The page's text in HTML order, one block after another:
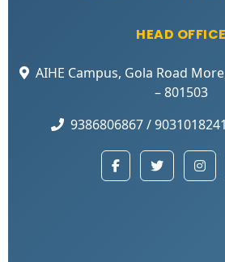
HEAD OFFICE
AIHE Campus, Gola Road
– 801503
9386806867 /